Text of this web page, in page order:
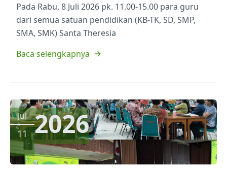
Pada Rabu, 8 Juli 2026 pk. 11.00-15.00 para guru
dari semua satuan pendidikan (KB-TK, SD, SMP,
SMA, SMK) Santa Theresia
Baca selengkapnya
Jul
11 2026